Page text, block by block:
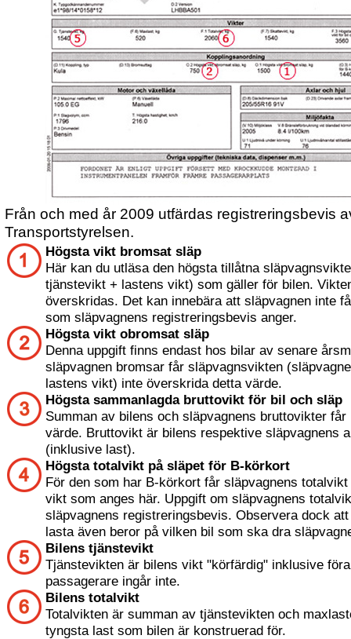
Från och med år 2009 utfärdas registreringsbevis
Transportstyrelsen.
Högsta vikt bromsat släp
Här kan du utläsa den högsta tillåtna
tjänstevikt + lastens vikt) som gäller för bilen.
överskridas. Det kan innebära att släpvagnen inte
som släpvagnens registreringsbevis anger.
Högsta vikt obromsat släp
Denna uppgift finns endast hos bilar av senare
släpvagnen bromsar får släpvagnsvikten
lastens vikt) inte överskrida detta värde.
Högsta sammanlagda bruttovikt för bil och släp
Summan av bilens och släpvagnens bruttovikter
värde. Bruttovikt är bilens respektive släpvagnens
(inklusive last).
Högsta totalvikt på släpet för B-körkort
För den som har B-körkort får släpvagnens
vikt som anges här. Uppgift om släpvagnens
släpvagnens registreringsbevis. Observera dock
lasta även beror på vilken bil som ska dra
Bilens tjänstevikt
Tjänstevikten är bilens vikt "körfärdig" inklusive
passagerare ingår inte.
Bilens totalvikt
Totalvikten är summan av tjänstevikten och
tyngsta last som bilen är konstruerad för.